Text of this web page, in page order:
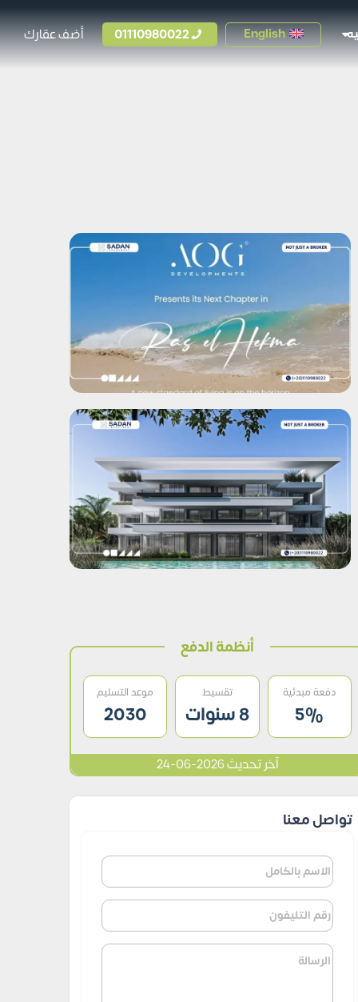
English
01110980022 أضف عقارك
أنظمة الدفع
دفعة مبدئية
5%
تقسيط
8 سنوات
موعد التسليم
2030
آخر تحديث 2026-06-24
تواصل معنا